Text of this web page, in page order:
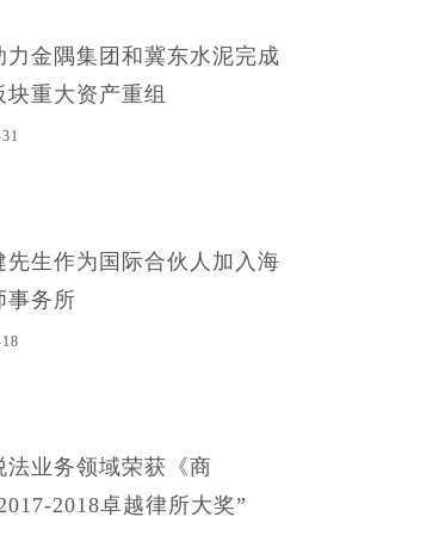
力金隅集团和冀东水泥完成
块重大资产重组
先生作为国际合伙人加入海
事务所
法业务领域荣获《商
2018卓越律所大奖”